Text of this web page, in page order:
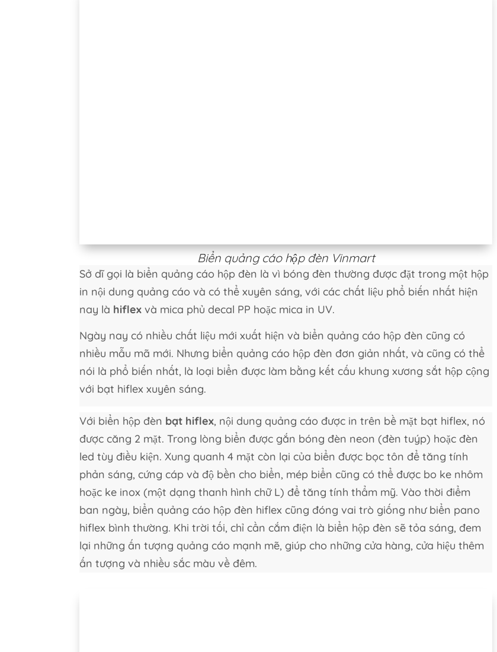
Biển quảng cáo hộp đèn Vinmart
Sở dĩ gọi là biển quảng cáo hộp đèn là vì bóng đèn thường được đặt trong một hộp
in nội dung quảng cáo và có thể xuyên sáng, với các chất liệu phổ biến nhất hiện
nay là hiflex và mica phủ decal PP hoặc mica in UV.
Ngày nay có nhiều chất liệu mới xuất hiện và biển quảng cáo hộp đèn cũng có
nhiều mẫu mã mới. Nhưng biển quảng cáo hộp đèn đơn giản nhất, và cũng có thể
nói là phổ biến nhất, là loại biển được làm bằng kết cấu khung xương sắt hộp cộng
với bạt hiflex xuyên sáng.
Với biển hộp đèn bạt hiflex, nội dung quảng cáo được in trên bề mặt bạt hiflex, nó
được căng 2 mặt. Trong lòng biển được gắn bóng đèn neon (đèn tuýp) hoặc đèn
led tùy điều kiện. Xung quanh 4 mặt còn lại của biển được bọc tôn để tăng tính
phản sáng, cứng cáp và độ bền cho biển, mép biển cũng có thể được bo ke nhôm
hoặc ke inox (một dạng thanh hình chữ L) để tăng tính thẩm mỹ. Vào thời điểm
ban ngày, biển quảng cáo hộp đèn hiflex cũng đóng vai trò giống như biển pano
hiflex bình thường. Khi trời tối, chỉ cần cắm điện là biển hộp đèn sẽ tỏa sáng, đem
lại những ấn tượng quảng cáo mạnh mẽ, giúp cho những cửa hàng, cửa hiệu thêm
ấn tượng và nhiều sắc màu về đêm.